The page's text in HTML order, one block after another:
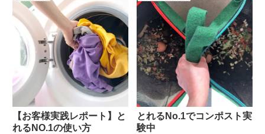
【お客様実践レポート】と
れるNO.1の使い方
とれるNo.1でコンポスト実
験中